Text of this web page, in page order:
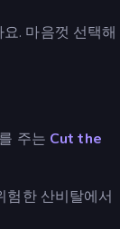
. 마음껏 선택해
주는 Cut the
험한 산비탈에서